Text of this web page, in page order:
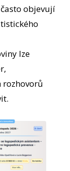
objevují
lze
rozhovorů